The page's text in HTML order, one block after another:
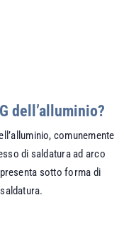
dell’alluminio?
comunemente
di saldatura ad arco
sotto forma di